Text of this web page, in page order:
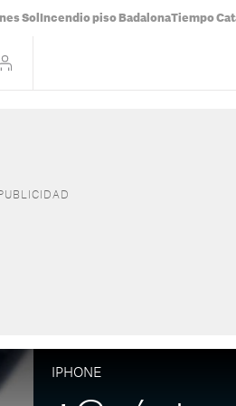
Sol Incendio piso BadalonaTiempo
IPHONE